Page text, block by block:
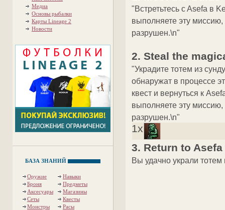
Медиа
Основы рыбалки
Карты Lineage 2
Новости
БАЗА ЗНАНИЙ
Оружие
Навыки
Броня
Предметы
Аксесуары
Магазины
Сеты
Квесты
Монстры
Расы
"Встретьтесь c Asefa в
выполняете эту
разрушен.\n"
2. Steal the
"Украдите тотем из
обнаружат в процессе
квест и вернуться к
выполняете эту
разрушен.\n"
1x
3. Return to Asefa
Вы удачно украли тотем